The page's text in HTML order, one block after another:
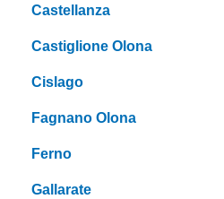
Castellanza
Castiglione Olona
Cislago
Fagnano Olona
Ferno
Gallarate